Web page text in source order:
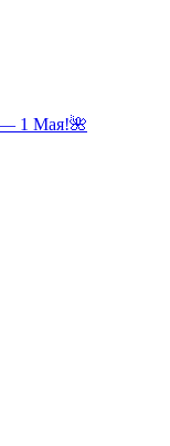
— 1 Мая!🌺